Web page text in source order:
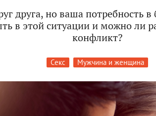
друга, но ваша потребность
в этой ситуации и можно ли
конфликт?
Секс Мужчина и женщина